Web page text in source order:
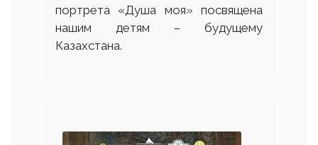
портрета «Душа моя» посвящена
нашим детям – будущему
Казахстана.